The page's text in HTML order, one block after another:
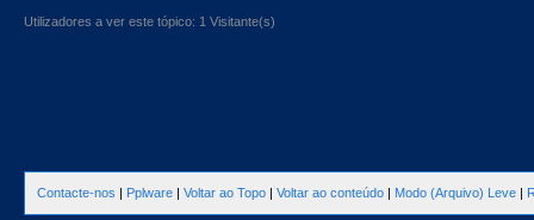
Utilizadores a ver este tópico: 1 Visitante(s)
Contacte-nos | Pplware | Voltar ao Topo | Voltar ao conteúdo | Modo (Arquivo) Leve |